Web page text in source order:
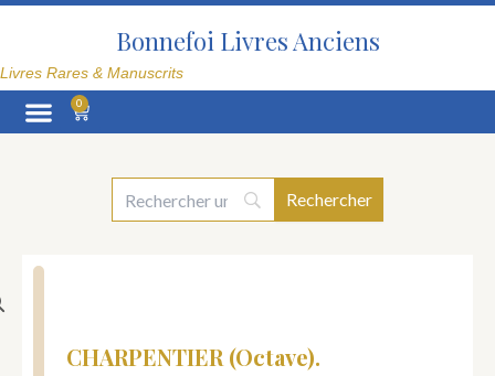
Aller
Bonnefoi Livres Anciens
Livres Rares & Manuscrits
0
Panier
CHARPENTIER (Octave).